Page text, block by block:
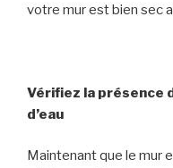
votre mur est bien sec
Vérifiez la présence
d’eau
Maintenant que le mur